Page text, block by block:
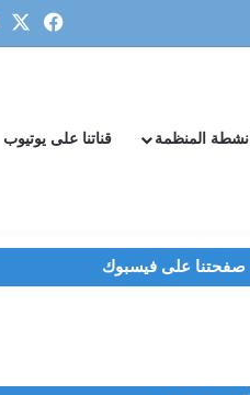
انشطة المنظمة قناتنا على يوتيوب
صفحتنا على فيسبوك